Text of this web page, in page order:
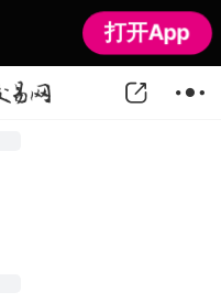
打开App
打开App